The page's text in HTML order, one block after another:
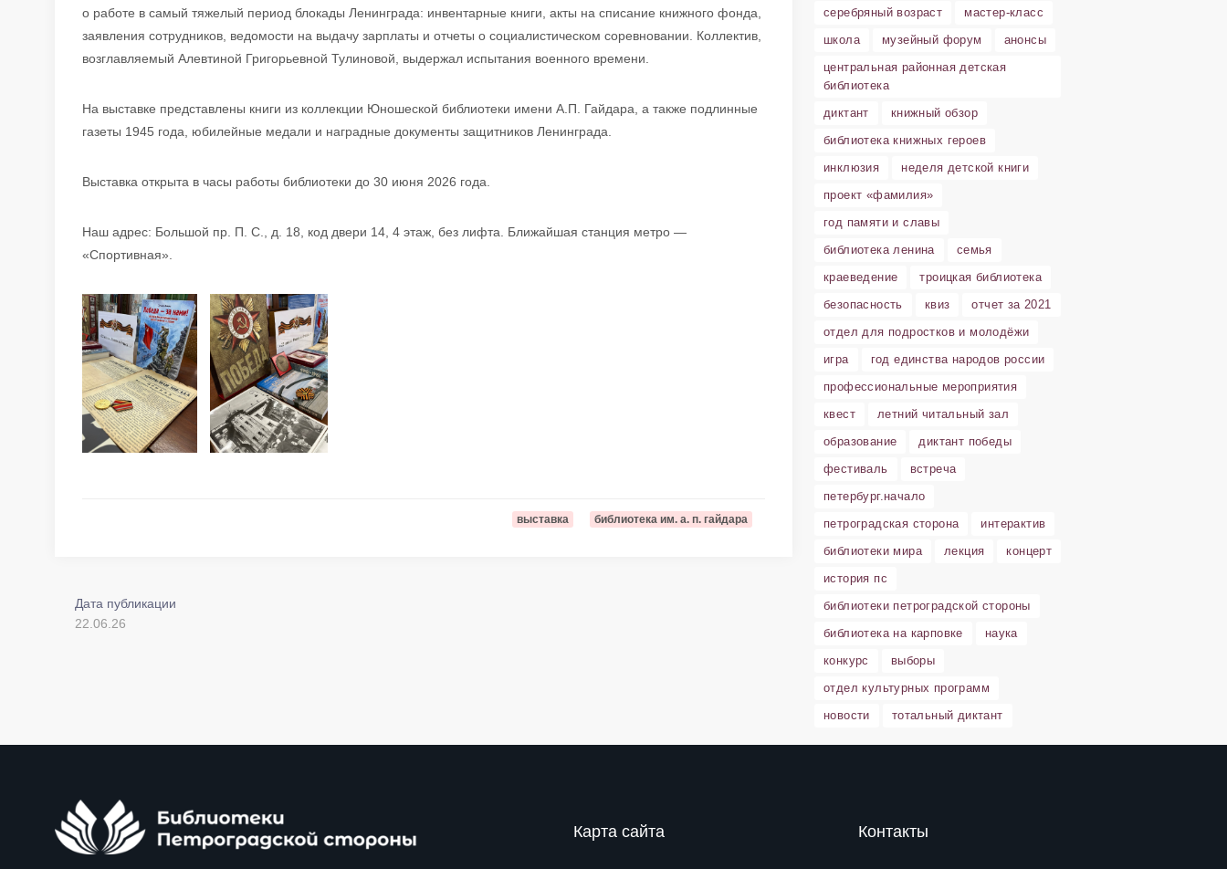
о работе в самый тяжелый период блокады Ленинграда: инвентарные книги, акты на списание книжного фонда,
заявления сотрудников, ведомости на выдачу зарплаты и отчеты о социалистическом соревновании. Коллектив,
возглавляемый Алевтиной Григорьевной Тулиновой, выдержал испытания военного времени.
На выставке представлены книги из коллекции Юношеской библиотеки имени А.П. Гайдара, а также подлинные
газеты 1945 года, юбилейные медали и наградные документы защитников Ленинграда.
Выставка открыта в часы работы библиотеки до 30 июня 2026 года.
Наш адрес: Большой пр. П. С., д. 18, код двери 14, 4 этаж, без лифта. Ближайшая станция метро —
«Спортивная».
выставка библиотека им. а. п. гайдара
Дата публикации
22.06.26
серебряный возраст
мастер-класс
школа
музейный форум
анонсы
центральная районная детская
библиотека
диктант
книжный обзор
библиотека книжных героев
инклюзия
неделя детской книги
проект «фамилия»
год памяти и славы
библиотека ленина
семья
краеведение
троицкая библиотека
безопасность
квиз
отчет за 2021
отдел для подростков и молодёжи
игра
год единства народов россии
профессиональные мероприятия
квест
летний читальный зал
образование
диктант победы
фестиваль
встреча
петербург.начало
петроградская сторона
интерактив
библиотеки мира
лекция
концерт
история пс
библиотеки петроградской стороны
библиотека на карповке
наука
конкурс
выборы
отдел культурных программ
новости
тотальный диктант
Карта сайта Контакты